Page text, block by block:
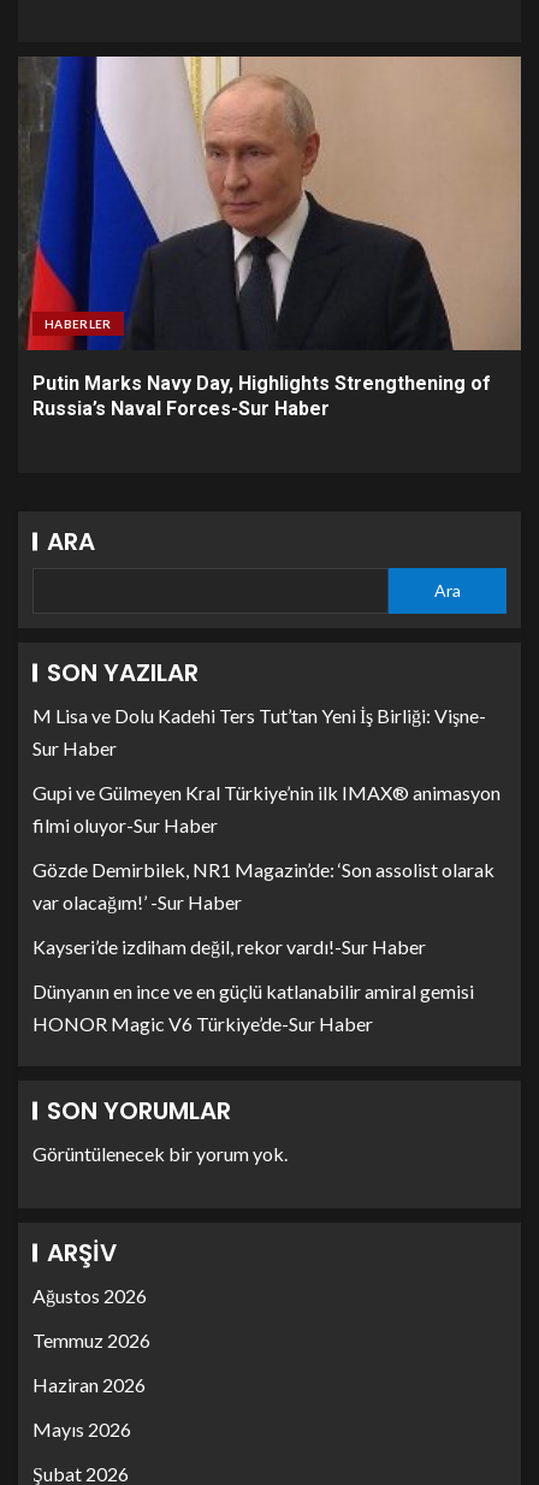
HABERLER
Putin Marks Navy Day, Highlights Strengthening of
Russia’s Naval Forces-Sur Haber
ARA
Ara
SON YAZILAR
M Lisa ve Dolu Kadehi Ters Tut’tan Yeni İş Birliği: Vişne-
Sur Haber
Gupi ve Gülmeyen Kral Türkiye’nin ilk IMAX® animasyon
filmi oluyor-Sur Haber
Gözde Demirbilek, NR1 Magazin’de: ‘Son assolist olarak
var olacağım!’ -Sur Haber
Kayseri’de izdiham değil, rekor vardı!-Sur Haber
Dünyanın en ince ve en güçlü katlanabilir amiral gemisi
HONOR Magic V6 Türkiye’de-Sur Haber
SON YORUMLAR
Görüntülenecek bir yorum yok.
ARŞIV
Ağustos 2026
Temmuz 2026
Haziran 2026
Mayıs 2026
Şubat 2026